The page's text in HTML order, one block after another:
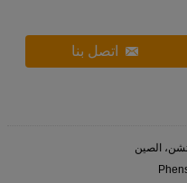
اتصل بنا
الصين